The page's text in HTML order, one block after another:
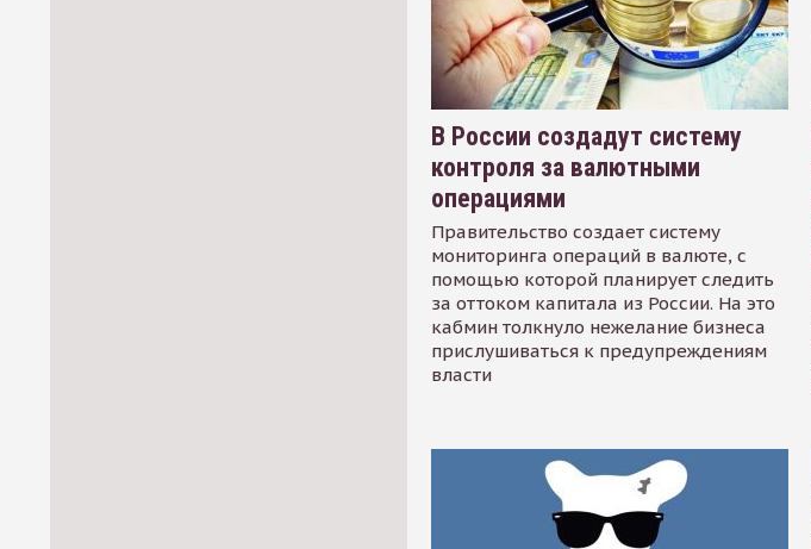
В России создадут систему
контроля за валютными
операциями
Правительство создает систему
мониторинга операций в валюте, с
помощью которой планирует следить
за оттоком капитала из России. На это
кабмин толкнуло нежелание бизнеса
прислушиваться к предупреждениям
власти